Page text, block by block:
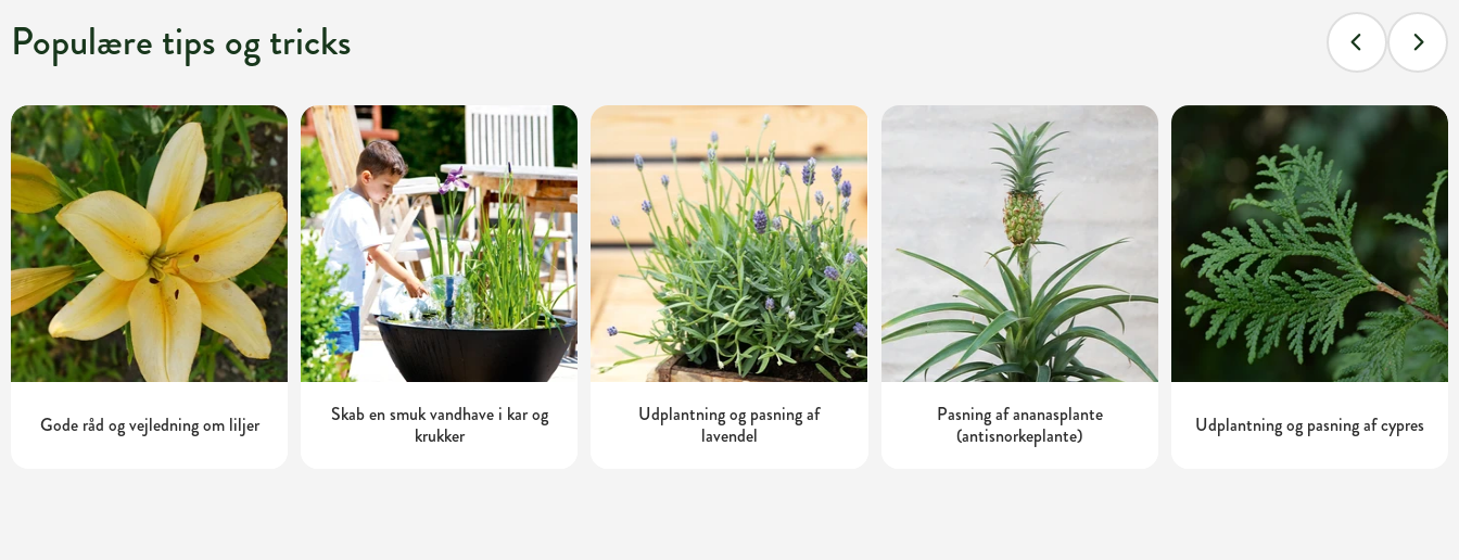
Populære tips og tricks
Gode råd og vejledning om liljer
Skab en smuk vandhave i kar og
krukker
Udplantning og pasning af
lavendel
Pasning af ananasplante
(antisnorkeplante)
Udplantning og pasning af cypres